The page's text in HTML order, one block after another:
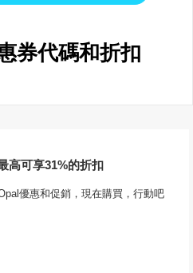
券代碼和折扣
高可享31%的折扣
優惠和促銷，現在購買，行動吧